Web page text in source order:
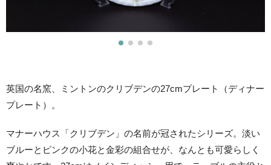
英国の名窯、ミントンのクリブデンの27cmプレート（ディナー
プレート）。
マナーハウス「クリブデン」の名前が冠されたシリーズ。淡い
ブルーとピンクの小花と金彩の組合せが、なんとも可愛らしく